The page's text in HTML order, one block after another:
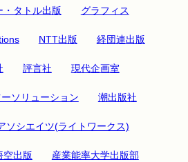
・タトル出版 グラフィス
NTT出版 経団連出版
評言社 現代企画室
ソリューション 潮出版社
ソシエイツ(ライトワークス)
空出版 産業能率大学出版部